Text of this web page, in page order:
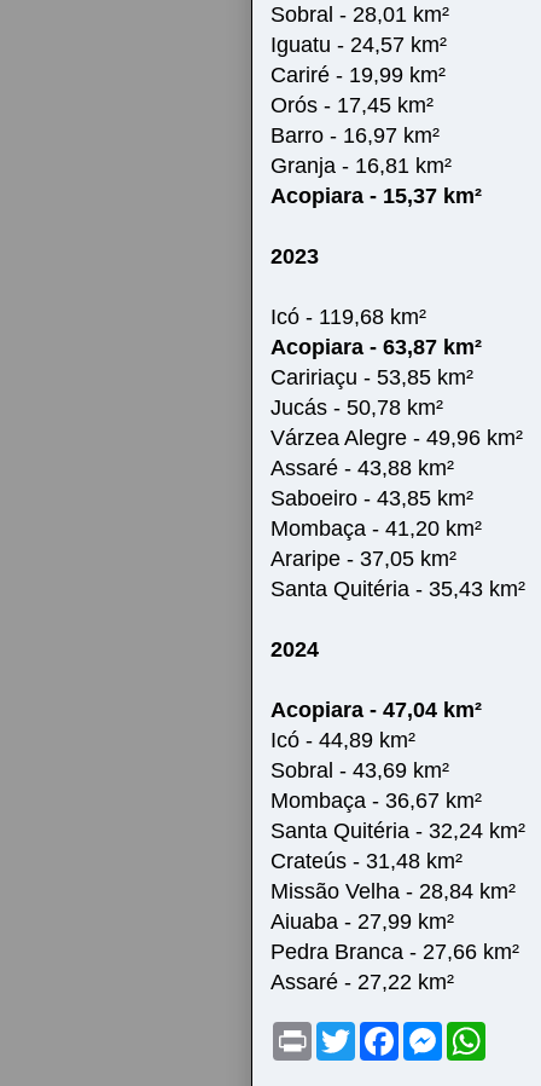
Sobral - 28,01 km²
Iguatu - 24,57 km²
Cariré - 19,99 km²
Orós - 17,45 km²
Barro - 16,97 km²
Granja - 16,81 km²
Acopiara - 15,37 km²
2023
Icó - 119,68 km²
Acopiara - 63,87 km²
Caririaçu - 53,85 km²
Jucás - 50,78 km²
Várzea Alegre - 49,96 km²
Assaré - 43,88 km²
Saboeiro - 43,85 km²
Mombaça - 41,20 km²
Araripe - 37,05 km²
Santa Quitéria - 35,43 km²
2024
Acopiara - 47,04 km²
Icó - 44,89 km²
Sobral - 43,69 km²
Mombaça - 36,67 km²
Santa Quitéria - 32,24 km²
Crateús - 31,48 km²
Missão Velha - 28,84 km²
Aiuaba - 27,99 km²
Pedra Branca - 27,66 km²
Assaré - 27,22 km²
P
T
w
F
a
M
e